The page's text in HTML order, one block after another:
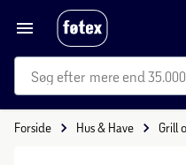
mere end
Forside Hus & Have Grill